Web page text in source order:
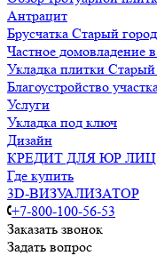
Антрацит
Брусчатка Старый
Частное домовладение
Укладка плитки
Благоустройство
Услуги
Укладка под ключ
Дизайн
КРЕДИТ ДЛЯ ЮР ЛИЦ
Где купить
3D-ВИЗУАЛИЗАТОР
+7-800-100-56-53
Заказать звонок
Задать вопрос